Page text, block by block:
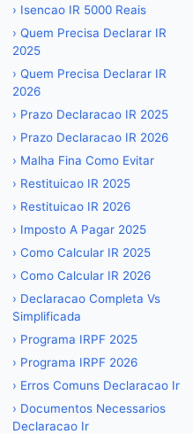
› Isencao IR 5000 Reais
› Quem Precisa Declarar IR
2025
› Quem Precisa Declarar IR
2026
› Prazo Declaracao IR 2025
› Prazo Declaracao IR 2026
› Malha Fina Como Evitar
› Restituicao IR 2025
› Restituicao IR 2026
› Imposto A Pagar 2025
› Como Calcular IR 2025
› Como Calcular IR 2026
› Declaracao Completa Vs
Simplificada
› Programa IRPF 2025
› Programa IRPF 2026
› Erros Comuns Declaracao Ir
› Documentos Necessarios
Declaracao Ir